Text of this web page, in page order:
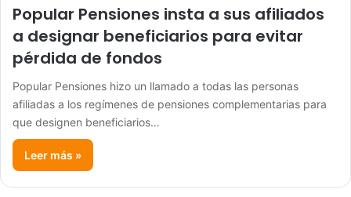
Popular Pensiones insta a sus afiliados
a designar beneficiarios para evitar
pérdida de fondos
Popular Pensiones hizo un llamado a todas las personas
afiliadas a los regímenes de pensiones complementarias para
que designen beneficiarios…
Leer más »